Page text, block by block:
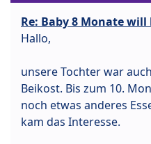
Re: Baby 8 Monate
Hallo,
unsere Tochter war
Beikost. Bis zum 10.
noch etwas anderes
kam das Interesse.